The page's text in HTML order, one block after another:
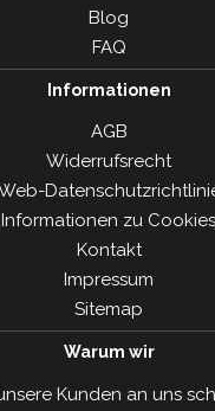
Blog
FAQ
Informationen
AGB
Widerrufsrecht
Informationen zu Cookies
Kontakt
Impressum
Sitemap
Warum wir
Kunden an uns